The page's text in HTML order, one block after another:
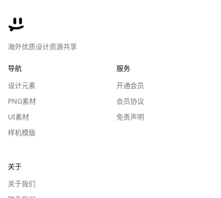
海外优质设计资源共享
导航
设计元素
PNG素材
UI素材
样机模版
服务
开通会员
会员协议
免责声明
关于
关于我们